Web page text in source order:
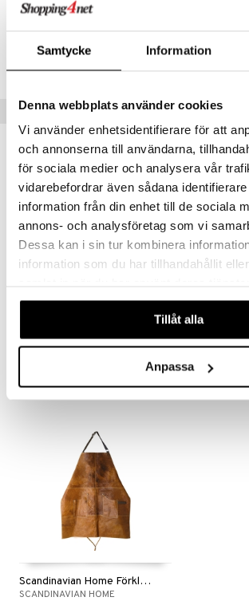
Samtycke Information
Denna webbplats använder cookies
Vi använder enhetsidentifierare för att
och annonserna till användarna,
för sociala medier och analysera vår
vidarebefordrar även sådana
information från din enhet till de sociala
annons- och analysföretag som vi
Dessa kan i sin tur kombinera
information som du har tillhandahållit
våra cookies vid fortsatt användande av
Tillåt alla
Anpassa
Lägsta pris senaste 30 dagarna: 410 kr
Tips till dig
PEUGEOT
555
Scandinavian Home Förkläde skinn
SCANDINAVIAN HOME